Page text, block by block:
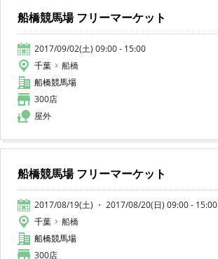
船橋競馬場 フリーマーケット
2017/09/02(土) 09:00 - 15:00
千葉
船橋
船橋競馬場
300店
屋外
船橋競馬場 フリーマーケット
2017/08/19(土) ・ 2017/08/20(日) 09:00 - 15:00
千葉
船橋
船橋競馬場
300店